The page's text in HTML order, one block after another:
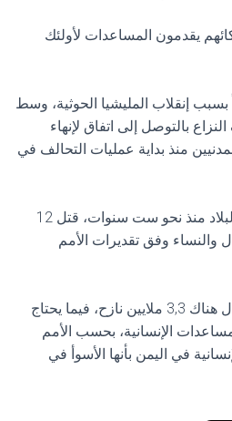
يقدمون المساعدات لأولئك
حرباً بسبب إنقلاب المليشيا الحوثية، وسط
بالتوصل إلى اتفاق لإنهاء
منذ بداية عمليات التحالف في
وفي الحرب المستمرة في البلاد منذ نحو ست سنوات، قتل 12
والنساء وفق تقديرات الأمم
وبالإضافة إلى الضحايا، لا يزال هناك 3,3 ملايين نازح، فيما يحتاج
الإنسانية، بحسب الأمم
في اليمن بأنها الأسوأ في